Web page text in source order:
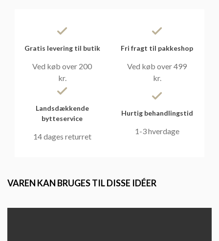
Gratis levering til butik
Ved køb over 200
kr.
Fri fragt til pakkeshop
Ved køb over 499
kr.
Landsdækkende
bytteservice
14 dages returret
Hurtig behandlingstid
1-3 hverdage
VAREN KAN BRUGES TIL DISSE IDÉER